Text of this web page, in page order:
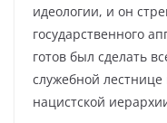
идеологии, и он
государственного
готов был сделать
служебной
нацистской